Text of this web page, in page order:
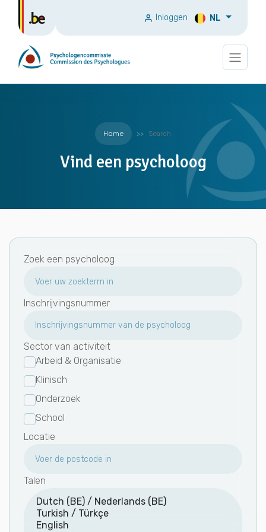
Inloggen NL
Home Search
Vind een psycholoog
Zoek een psycholoog
Inschrijvingsnummer
Sector van activiteit
Arbeid & Organisatie
Klinisch
Onderzoek
School
Locatie
Talen